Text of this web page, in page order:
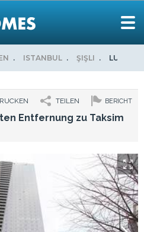
ISTANBUL ŞIŞLI
BERICHT
TEILEN
Entfernung zu Taksim